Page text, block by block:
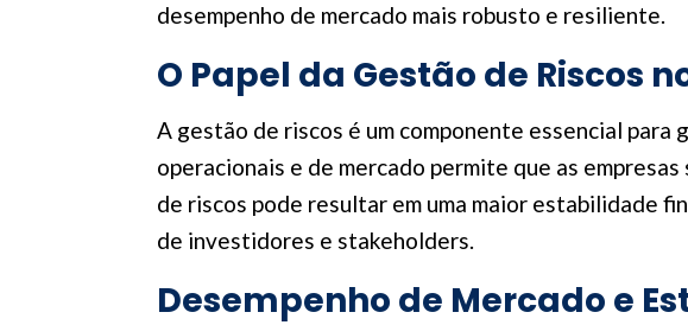
desempenho de mercado mais robusto e resiliente.
O Papel da Gestão de Riscos
A gestão de riscos é um componente essencial
operacionais e de mercado permite que as
de riscos pode resultar em uma maior estabilidade
de investidores e stakeholders.
Desempenho de Mercado e